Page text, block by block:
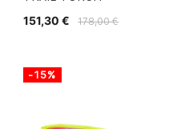
178,00 €
151,30 €
-15%